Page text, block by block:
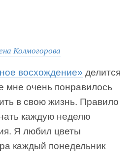
Колмогорова
восхождение» делится
мне очень понравилось
в свою жизнь. Правило
каждую неделю
Я любил цветы
каждый понедельник